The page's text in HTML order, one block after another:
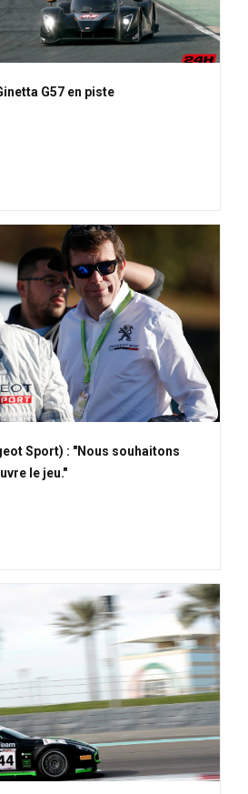
G57 en piste
Sport) : "Nous souhaitons
le jeu."